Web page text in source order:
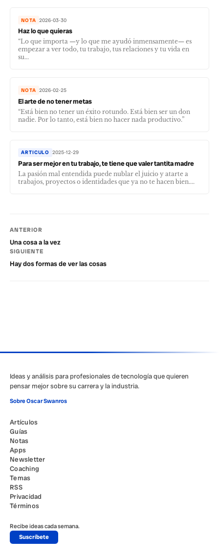
NOTA 2026-03-30
Haz lo que quieras
“Lo que importa —y lo que me ayudó inmensamente— es
empezar a ver todo, tu trabajo, tus relaciones y tu vida en
su...
NOTA 2026-02-25
El arte de no tener metas
“Está bien no tener un éxito rotundo. Está bien ser un don
nadie. Por lo tanto, está bien no hacer nada productivo.”
ARTICULO 2025-12-29
Para ser mejor en tu trabajo, te tiene que valer tantita madre
La pasión mal entendida puede nublar el juicio y atarte a
trabajos, proyectos o identidades que ya no te hacen bien....
ANTERIOR
Una cosa a la vez
SIGUIENTE
Hay dos formas de ver las cosas
Ideas y análisis para profesionales de tecnología que quieren
pensar mejor sobre su carrera y la industria.
Sobre Oscar Swanros
Artículos
Guías
Notas
Apps
Newsletter
Coaching
Temas
RSS
Privacidad
Términos
Recibe ideas cada semana.
Suscríbete